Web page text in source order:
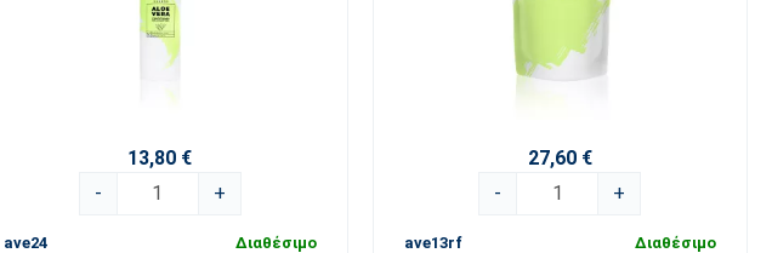
13,80 €
-
+
ave24 Διαθέσιμο
27,60 €
-
+
ave13rf Διαθέσιμο